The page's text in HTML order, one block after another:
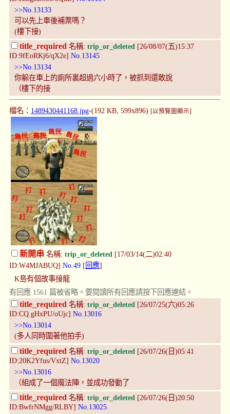
>>No.13133
可以先上車後補票嗎？
(樓下接)
title_required 名稱: trip_or_deleted [26/08/07(五)15:37
ID:9fEoRKj6/qX2e] No.13145
>>No.13134
你躲在車上的廁所裏超過六小時了，被抓到還敢說
（樓下的接
檔名： 1489430441168.jpg-(192 KB, 599x896) [以預覽圖顯示]
新開串 名稱: trip_or_deleted [17/03/14(二)02:40
ID:W4MJABUQ] No.49 [ 回應]
K島有個故事接龍
有回應 1561 篇被省略。要閱讀所有回應請按下回應連結。
title_required 名稱: trip_or_deleted [26/07/25(六)05:26
ID:CQ.gHxPU/oUjc] No.13016
>>No.13014
(多人同時圍著他拍手)
title_required 名稱: trip_or_deleted [26/07/26(日)05:41
ID:20K2Yfus/VxtZ] No.13020
>>No.13016
（組成了一個魔法陣，並成功發動了
title_required 名稱: trip_or_deleted [26/07/26(日)20:50
ID:BwfrNMgg/RLBY] No.13025